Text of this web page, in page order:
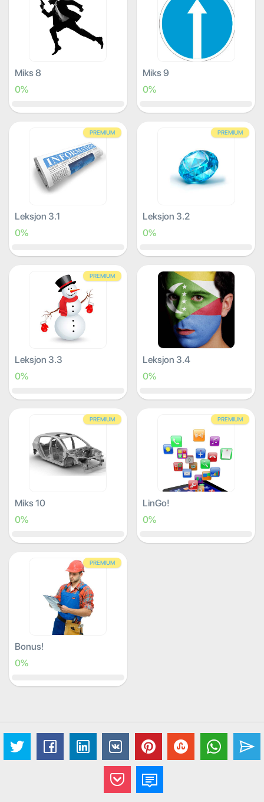
Miks 8
0%
Miks 9
0%
PREMIUM
Leksjon 3.1
0%
PREMIUM
Leksjon 3.2
0%
PREMIUM
Leksjon 3.3
0%
Leksjon 3.4
0%
PREMIUM
Miks 10
0%
PREMIUM
LinGo!
0%
PREMIUM
Bonus!
0%